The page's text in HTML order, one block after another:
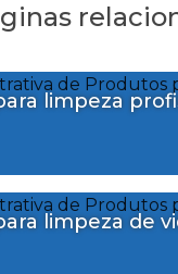
limpeza
limpeza de